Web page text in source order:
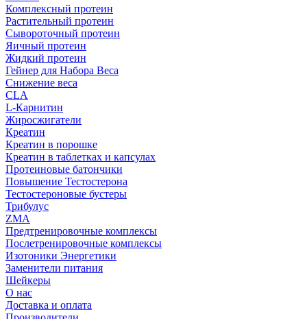
Комплексный протеин
Растительный протеин
Сывороточный протеин
Яичный протеин
Жидкий протеин
Гейнер для Набора Веса
Снижение веса
CLA
L-Карнитин
Жиросжигатели
Креатин
Креатин в порошке
Креатин в таблетках и капсулах
Протеиновые батончики
Повышение Тестостерона
Тестостероновые бустеры
Трибулус
ZMA
Предтренировочные комплексы
Послетренировочные комплексы
Изотоники Энергетики
Заменители питания
Шейкеры
О нас
Доставка и оплата